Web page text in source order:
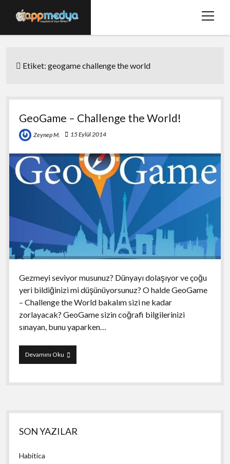
menüyü
Hakkımızda
twitterfacebook
Etiket:geogame challenge the world
GeoGame – Challenge the World!
Zeynep M. 15 Eylül 2014
Gezmeyi seviyor musunuz? Dünyayı dolaşıyor ve çoğu
yeri bildiğinizi mi düşünüyorsunuz? O halde GeoGame
– Challenge the World bakalım sizi ne kadar
zorlayacak? GeoGame sizin coğrafi bilgilerinizi
sınayan, bunu yaparken…
Devamını OkuGeoGame
–
the
Yan
Menü
SON YAZILAR
Habitica